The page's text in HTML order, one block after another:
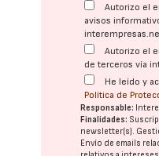
Autorizo el
avisos
Autorizo el
de terceros vía
He leído y
Política de
Responsable:
Finalidades:
newsletter(s).
Envío de emails